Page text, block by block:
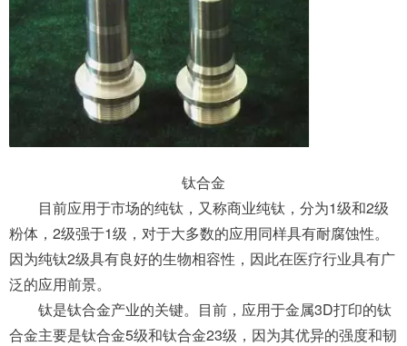
钛合金
目前应用于市场的纯钛，又称商业纯钛，分为1级和2级
粉体，2级强于1级，对于大多数的应用同样具有耐腐蚀性。
因为纯钛2级具有良好的生物相容性，因此在医疗行业具有广
泛的应用前景。
钛是钛合金产业的关键。目前，应用于金属3D打印的钛
合金主要是钛合金5级和钛合金23级，因为其优异的强度和韧